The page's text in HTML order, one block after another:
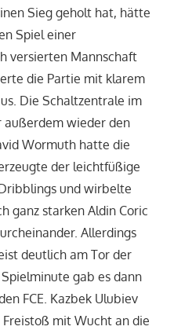
Sieg geholt hat, hätte
Spiel einer
versierten Mannschaft
die Partie mit klarem
Die Schaltzentrale im
außerdem wieder den
Wormuth hatte die
der leichtfüßige
und wirbelte
ganz starken Aldin Coric
Allerdings
deutlich am Tor der
gab es dann
FCE. Kazbek Ulubiev
mit Wucht an die